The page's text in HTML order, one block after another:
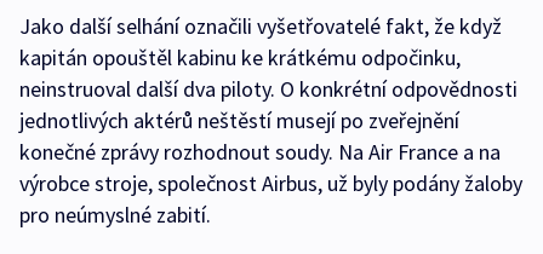
Jako další selhání označili vyšetřovatelé fakt, že když
kapitán opouštěl kabinu ke krátkému odpočinku,
neinstruoval další dva piloty. O konkrétní odpovědnosti
jednotlivých aktérů neštěstí musejí po zveřejnění
konečné zprávy rozhodnout soudy. Na Air France a na
výrobce stroje, společnost Airbus, už byly podány žaloby
pro neúmyslné zabití.